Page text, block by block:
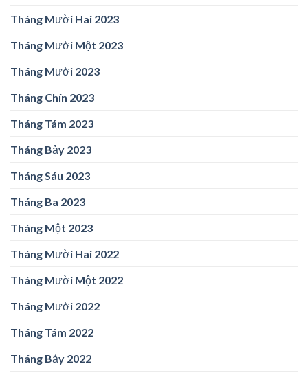
Tháng Mười Hai 2023
Tháng Mười Một 2023
Tháng Mười 2023
Tháng Chín 2023
Tháng Tám 2023
Tháng Bảy 2023
Tháng Sáu 2023
Tháng Ba 2023
Tháng Một 2023
Tháng Mười Hai 2022
Tháng Mười Một 2022
Tháng Mười 2022
Tháng Tám 2022
Tháng Bảy 2022